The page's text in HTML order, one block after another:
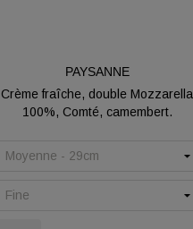
PAYSANNE
Crème fraîche, double Mozzarella
100%, Comté, camembert.